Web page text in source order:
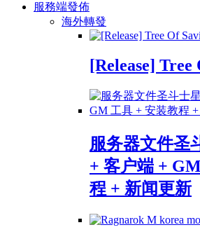
服務端發佈
海外轉發
[Release] Tree
服务器文件圣
+ 客户端 +
程 + 新闻更新